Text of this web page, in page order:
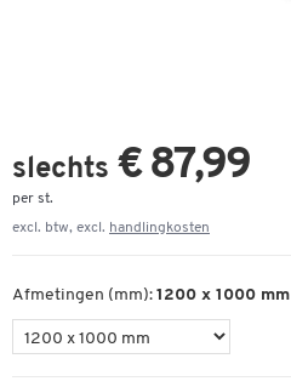
slechts € 87,99
per st.
excl. btw, excl. handlingkosten
Afmetingen (mm): 1200 x 1000 mm